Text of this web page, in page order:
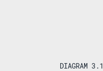
DIAGRAM 3.1